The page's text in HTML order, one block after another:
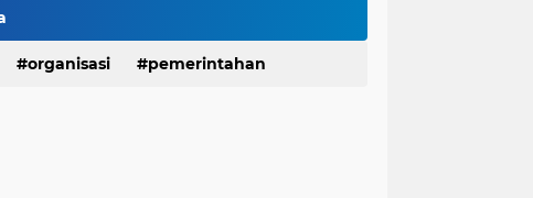
Seru dan Penuh Keakraban! Antusiasme Siswa SMPN 20 Purworejo Ikuti Perkemahan Penerimaan Penggalang Baru 2026
organisasi pemerintahan